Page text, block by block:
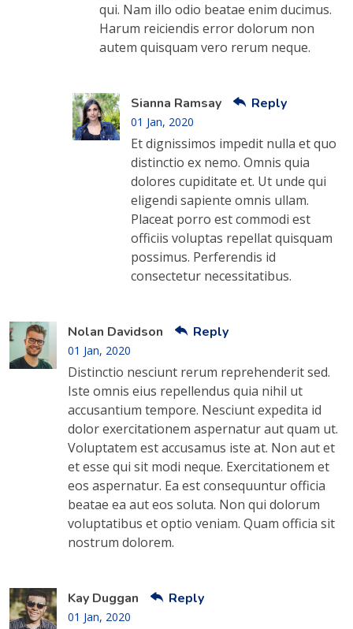
qui. Nam illo odio beatae enim ducimus.
Harum reiciendis error dolorum non
autem quisquam vero rerum neque.
Sianna Ramsay Reply
01 Jan, 2020
Et dignissimos impedit nulla et quo
distinctio ex nemo. Omnis quia
dolores cupiditate et. Ut unde qui
eligendi sapiente omnis ullam.
Placeat porro est commodi est
officiis voluptas repellat quisquam
possimus. Perferendis id
consectetur necessitatibus.
Nolan Davidson Reply
01 Jan, 2020
Distinctio nesciunt rerum reprehenderit sed.
Iste omnis eius repellendus quia nihil ut
accusantium tempore. Nesciunt expedita id
dolor exercitationem aspernatur aut quam ut.
Voluptatem est accusamus iste at. Non aut et
et esse qui sit modi neque. Exercitationem et
eos aspernatur. Ea est consequuntur officia
beatae ea aut eos soluta. Non qui dolorum
voluptatibus et optio veniam. Quam officia sit
nostrum dolorem.
Kay Duggan Reply
01 Jan, 2020